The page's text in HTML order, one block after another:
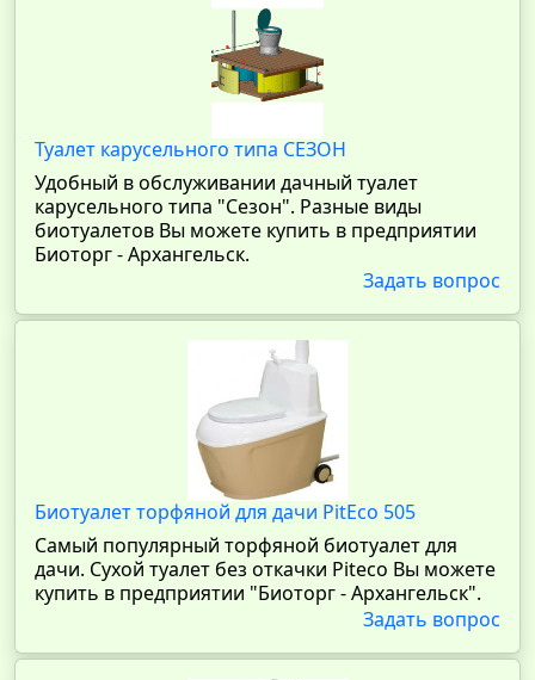
Туалет карусельного типа СЕЗОН
Удобный в обслуживании дачный туалет
карусельного типа "Сезон". Разные виды
биотуалетов Вы можете купить в предприятии
Биоторг - Архангельск.
Задать вопрос
Биотуалет торфяной для дачи PitEco 505
Самый популярный торфяной биотуалет для
дачи. Сухой туалет без откачки Piteco Вы можете
купить в предприятии "Биоторг - Архангельск".
Задать вопрос